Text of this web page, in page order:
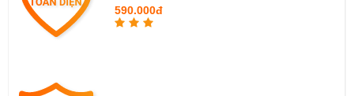
590.000đ